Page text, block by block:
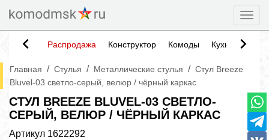
Распродажа Конструктор Комоды Кухни
Главная / Стулья / Металлические стулья / Стул Breeze
Bluvel-03 светло-серый, велюр / чёрный каркас
СТУЛ BREEZE BLUVEL-03 СВЕТЛО-
СЕРЫЙ, ВЕЛЮР / ЧЁРНЫЙ КАРКАС
Артикул 1622292